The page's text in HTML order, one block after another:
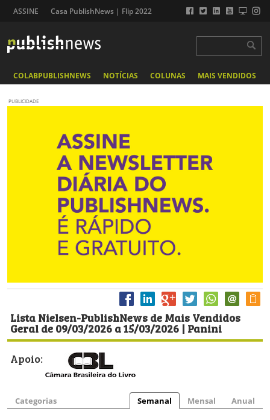
ASSINE Casa PublishNews | Flip 2022
COLABPUBLISHNEWS NOTÍCIAS COLUNAS MAIS VENDIDOS
PUBLICIDADE
Lista Nielsen-PublishNews de Mais Vendidos
Geral de 09/03/2026 a 15/03/2026 | Panini
Apoio:
Categorias Semanal Mensal Anual